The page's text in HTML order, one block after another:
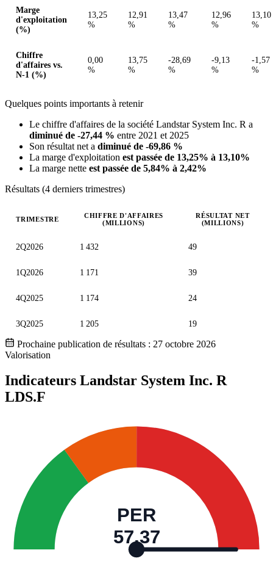
Marge
d'exploitation
(%)
13,25
%
12,91
%
13,47
%
12,96
%
13,10
%
Chiffre
d'affaires vs.
N-1 (%)
0,00
%
13,75
%
-28,69
%
-9,13
%
-1,57
%
Quelques points importants à retenir
Le chiffre d'affaires de la société Landstar System Inc. R a
diminué de -27,44 % entre 2021 et 2025
Son résultat net a diminué de -69,86 %
La marge d'exploitation est passée de 13,25% à 13,10%
La marge nette est passée de 5,84% à 2,42%
Résultats (4 derniers trimestres)
TRIMESTRE
CHIFFRE D'AFFAIRES
(MILLIONS)
RÉSULTAT NET
(MILLIONS)
2Q2026 1 432 49
1Q2026 1 171 39
4Q2025 1 174 24
3Q2025 1 205 19
Prochaine publication de résultats : 27 octobre 2026
Valorisation
Indicateurs Landstar System Inc. R
LDS.F
PER
57,37